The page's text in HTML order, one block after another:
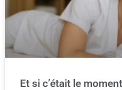
Et si c’était le